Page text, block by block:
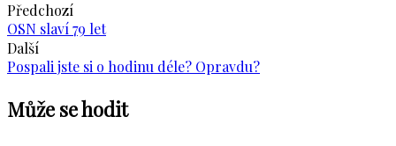
Předchozí
OSN slaví 79 let
Další
Pospali jste si o hodinu déle? Opravdu?
Může se hodit